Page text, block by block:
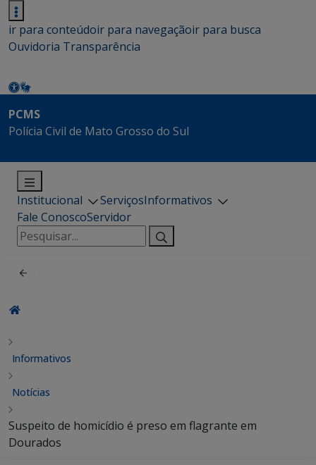
ir para conteúdoir para navegaçãoir para busca
Ouvidoria Transparência
PCMS
Polícia Civil de Mato Grosso do Sul
Institucional ServiçosInformativos
Fale ConoscoServidor
Pesquisar
por:
Informativos
Notícias
Suspeito de homicídio é preso em flagrante em
Dourados